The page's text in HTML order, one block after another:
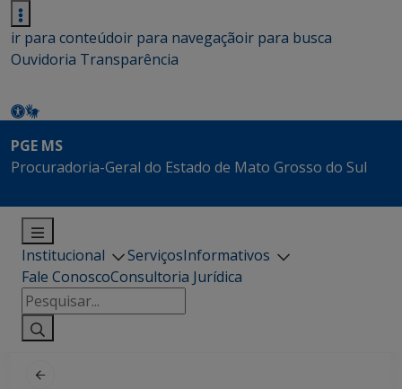
ir para conteúdoir para navegaçãoir para busca
Ouvidoria Transparência
PGE MS
Procuradoria-Geral do Estado de Mato Grosso do Sul
Institucional ServiçosInformativos
Fale ConoscoConsultoria Jurídica
Pesquisar
por: